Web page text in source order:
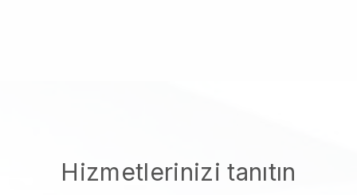
Hizmetlerinizi tanıtın